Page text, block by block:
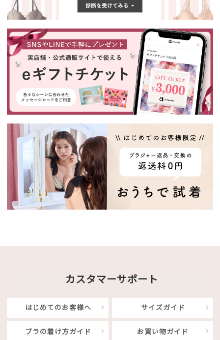
カスタマーサポート
はじめてのお客様へ サイズガイド
ブラの着け方ガイド お買い物ガイド